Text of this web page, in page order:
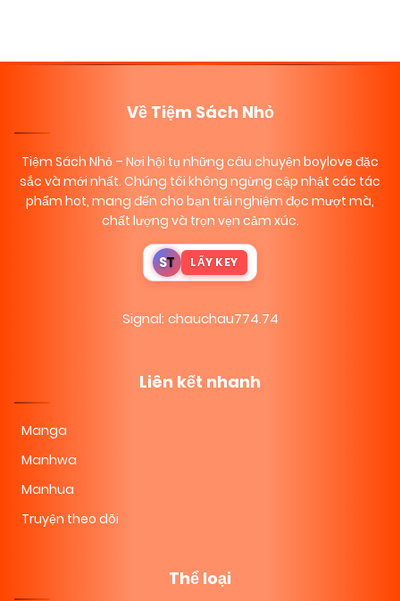
Về Tiệm Sách Nhỏ
Tiệm Sách Nhỏ – Nơi hội tụ những câu chuyện boylove đặc
sắc và mới nhất. Chúng tôi không ngừng cập nhật các tác
phẩm hot, mang đến cho bạn trải nghiệm đọc mượt mà,
chất lượng và trọn vẹn cảm xúc.
ST LẤY KEY
Signal: chauchau774.74
Liên kết nhanh
Manga
Manhwa
Manhua
Truyện theo dõi
Thể loại